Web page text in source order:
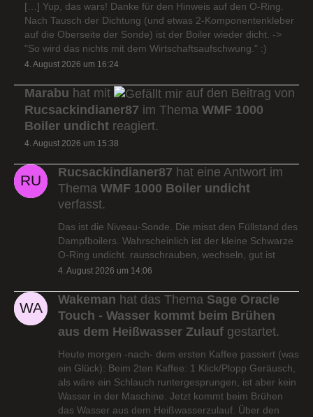
[…] Yup, das wars! Danke für den Hinweis auf den O-Ring.
Nach Tausch der Dichtung (und etwas 2-Komponentenkleber
auf die Oberseite der Sonde) ist der Boiler wieder dicht. ->
"So wird das nichts mit dem Wirtschaftsaufschwung." :)
4. August 2026 um 16:24
Marabu hat mit
auf den Beitrag von
Rucsackindianer87 im Thema WMF 1000
Boiler undicht reagiert.
4. August 2026 um 15:38
Rucsackindianer87 hat eine Antwort im
Thema WMF 1000 Boiler undicht
verfasst.
Das ist die Niveau-Sonde. Die misst den Füllstand des
Dampfboilers. Wahrscheinlich ist der kleine Schwarze
O-Ring undicht. rausschrauben, wechseln, gut ist
4. August 2026 um 14:06
Wakeman hat das Thema Sage Oracle
Touch - Wasser kommt beim Brühen
aus dem Heißwasser Zulauf gestartet.
Heute morgen -nach- dem ersten Kaffee passiert (was
ein Glück): Beim 2ten Kaffee: 1 Klick/Plopp Geräusch,
als wäre ein Schlauch runtergesprungen, ist aber kein
Wasser in der Maschine. Jetzt kommt beim Brühen
das Wasser aus dem Heißwasserzulauf. Über den